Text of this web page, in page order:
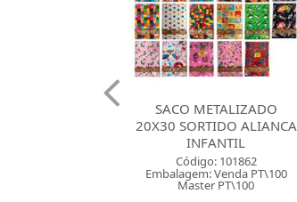
SACO METALIZADO
20X30 CROMUS SORTIDO
Código: 157763
Embalagem: Venda PT\50
Master CM\1000